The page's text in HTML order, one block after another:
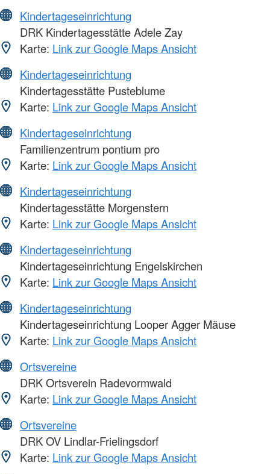
Kindertageseinrichtung
DRK Kindertagesstätte Adele Zay
Karte: Link zur Google Maps Ansicht
Kindertageseinrichtung
Kindertagesstätte Pusteblume
Karte: Link zur Google Maps Ansicht
Kindertageseinrichtung
Familienzentrum pontium pro
Karte: Link zur Google Maps Ansicht
Kindertageseinrichtung
Kindertagesstätte Morgenstern
Karte: Link zur Google Maps Ansicht
Kindertageseinrichtung
Kindertageseinrichtung Engelskirchen
Karte: Link zur Google Maps Ansicht
Kindertageseinrichtung
Kindertageseinrichtung Looper Agger Mäuse
Karte: Link zur Google Maps Ansicht
Ortsvereine
DRK Ortsverein Radevormwald
Karte: Link zur Google Maps Ansicht
Ortsvereine
DRK OV Lindlar-Frielingsdorf
Karte: Link zur Google Maps Ansicht